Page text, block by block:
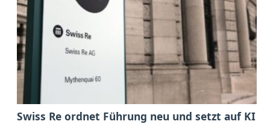
Swiss Re ordnet Führung neu und setzt auf KI